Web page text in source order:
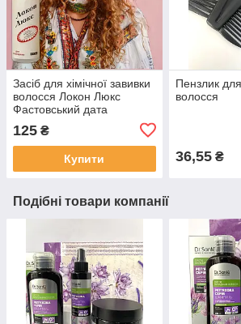
Засіб для хімічної завивки
волосся Локон Люкс
Фастовський дата
125 ₴
Купити
Пензлик
волосся
36,55₴
Подібні товари компанії